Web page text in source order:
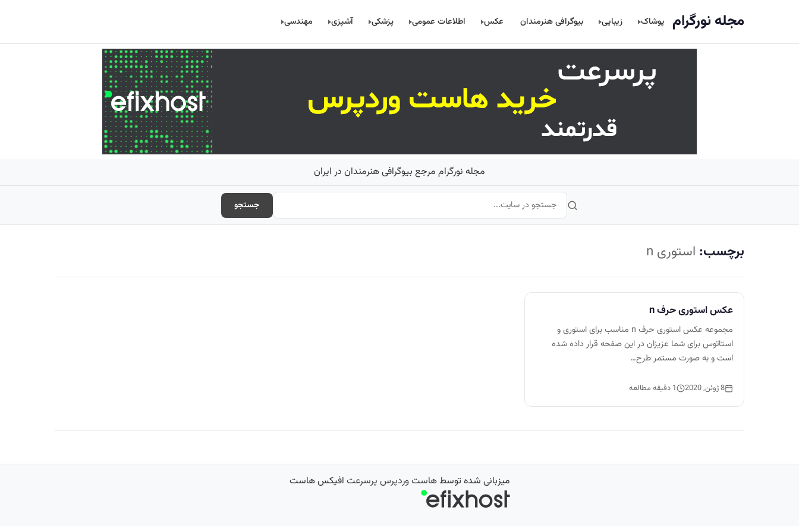
مجله نورگرام پوشاک زیبایی بیوگرافی هنرمندان عکس اطلاعات عمومی پزشکی آشپزی مهندسی
مجله نورگرام مرجع بیوگرافی هنرمندان در ایران
جستجو
برچسب: استوری n
عکس استوری حرف n
مجموعه عکس استوری حرف n مناسب برای استوری و
استاتوس برای شما عزیزان در این صفحه قرار داده شده
است و به صورت مستمر طرح…
8 ژوئن, 2020 1 دقیقه مطالعه
میزبانی شده توسطهاست وردپرس پرسرعت افیکس هاست